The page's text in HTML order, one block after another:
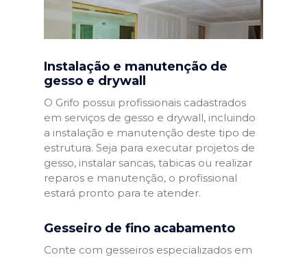
Instalação e manutenção de
gesso e drywall
O Grifo possui profissionais cadastrados
em serviços de gesso e drywall, incluindo
a instalação e manutenção deste tipo de
estrutura. Seja para executar projetos de
gesso, instalar sancas, tabicas ou realizar
reparos e manutenção, o profissional
estará pronto para te atender.
Gesseiro de fino acabamento
Conte com gesseiros especializados em